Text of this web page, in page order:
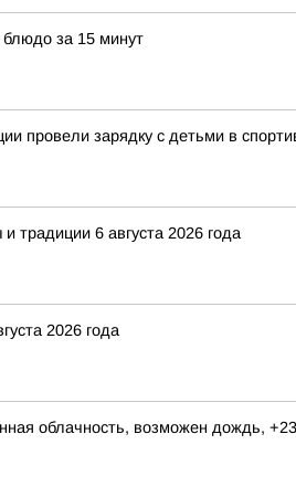
за 15 минут
провели зарядку с детьми в
традиции 6 августа 2026 года
2026 года
облачность, возможен дождь,